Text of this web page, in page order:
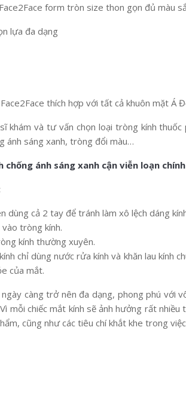
Face2Face form tròn size thon gọn đủ màu
lựa đa dạng
thích hợp với tất cả khuôn mặt Á
khám và tư vấn chọn loại tròng kính thuốc
ánh sáng xanh, tròng đổi màu…
chống ánh sáng xanh cận viễn loạn
dùng cả 2 tay để tránh làm xô lệch dáng
tròng kính.
kính thường xuyên.
chỉ dùng nước rửa kính và khăn lau
của mắt.
càng trở nên đa dạng, phong phú với
mỗi chiếc mắt kính sẽ ảnh hưởng rất
cũng như các tiêu chí khắt khe trong